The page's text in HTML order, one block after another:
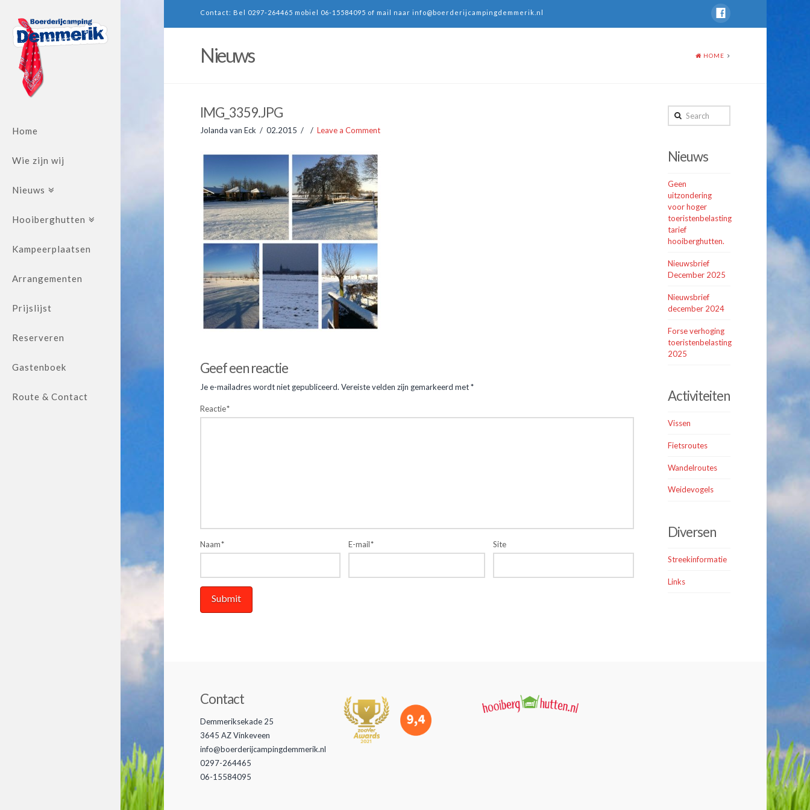
Contact: Bel 0297-264465 mobiel 06-15584095 of mail naar info@boerderijcampingdemmerik.nl
Home
Wie zijn wij
Nieuws
Hooiberghutten
Kampeerplaatsen
Arrangementen
Prijslijst
Reserveren
Gastenboek
Route & Contact
Nieuws HOME
IMG_3359.JPG
Jolanda van Eck 02.2015 Leave a Comment
EckIMG_3359.JPG
Geef een reactie
Je e-mailadres wordt niet gepubliceerd. Vereiste velden zijn gemarkeerd met*
Reactie*
Naam* E-mail* Site
Search
Nieuws
Geen
uitzondering
voor hoger
toeristenbelasting
tarief
hooiberghutten.
Nieuwsbrief
December 2025
Nieuwsbrief
december 2024
Forse verhoging
toeristenbelasting
2025
Activiteiten
Vissen
Fietsroutes
Wandelroutes
Weidevogels
Diversen
Streekinformatie
Links
Contact
Demmeriksekade 25
3645 AZ Vinkeveen
info@boerderijcampingdemmerik.nl
0297-264465
06-15584095